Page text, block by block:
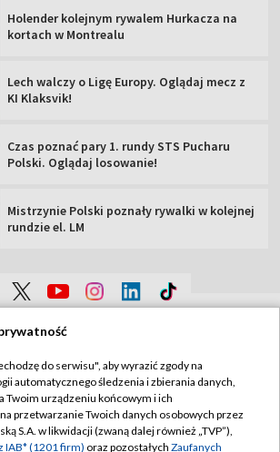
Holender kolejnym rywalem Hurkacza na
kortach w Montrealu
Lech walczy o Ligę Europy. Oglądaj mecz z
KI Klaksvik!
Czas poznać pary 1. rundy STS Pucharu
Polski. Oglądaj losowanie!
Mistrzynie Polski poznały rywalki w kolejnej
rundzie el. LM
Sklep TVP
Biuro Reklamy
Oferta Handlowa
Polityka prywatności
Moje zgody
Biuro reklamy
do serwisu", aby wyrazić zgody na
automatycznego śledzenia i zbierania danych,
Twoim urządzeniu końcowym i ich
przetwarzanie Twoich danych osobowych przez
S.A. w likwidacji (zwaną dalej również „TVP”),
IAB* (1201 firm) oraz pozostałych Zaufanych